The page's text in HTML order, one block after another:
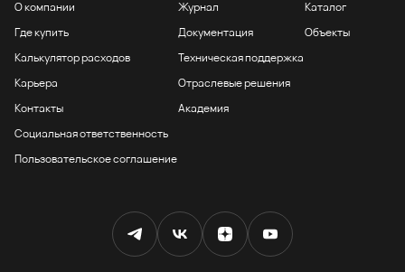
О компании
Где купить
Калькулятор расходов
Карьера
Контакты
Социальная ответственность
Пользовательское соглашение
Журнал
Документация
Техническая поддержка
Отраслевые решения
Академия
Каталог
Объекты